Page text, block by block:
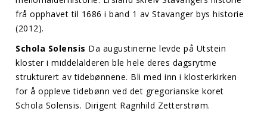
frå opphavet til 1686 i band 1 av Stavanger bys historie
(2012).
Schola Solensis Da augustinerne levde på Utstein
kloster i middelalderen ble hele deres dagsrytme
strukturert av tidebønnene. Bli med inn i klosterkirken
for å oppleve tidebønn ved det gregorianske koret
Schola Solensis. Dirigent Ragnhild Zetterstrøm.